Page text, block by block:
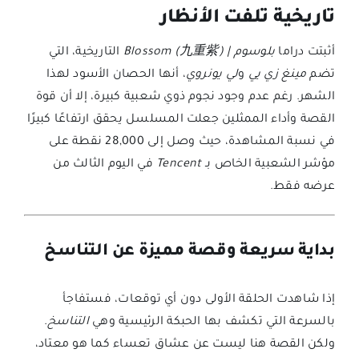
تاريخية تلفت الأنظار
أثبتت دراما بلوسوم | Blossom (九重紫)
التاريخية، التي
تضم مينغ زي يي ولي يونروي، أنها الحصان الأسود لهذا
الشهر. رغم عدم وجود نجوم ذوي شعبية كبيرة، إلا أن قوة
القصة وأداء الممثلين جعلت المسلسل يحقق ارتفاعًا كبيرًا
في نسبة المشاهدة، حيث وصل إلى 28,000 نقطة على
مؤشر الشعبية الخاص بـTencent في اليوم الثالث من
عرضه فقط.
بداية سريعة وقصة مميزة عن التناسخ
إذا شاهدت الحلقة الأولى دون أي توقعات، فستفاجأ
بالسرعة التي تكشف بها الحبكة الرئيسية وهيالتناسخ.
ولكن القصة هنا ليست عن عشاق تعساء كما هو معتاد،